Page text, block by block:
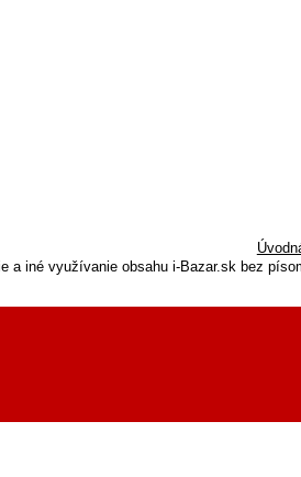
a iné využívanie obsahu i-Bazar.sk bez